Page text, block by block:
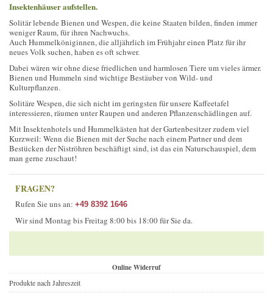
Insektenhäuser aufstellen.
Solitär lebende Bienen und Wespen, die keine Staaten bilden, finden immer
weniger Raum, für ihren Nachwuchs.
Auch Hummelköniginnen, die alljährlich im Frühjahr einen Platz für ihr
neues Volk suchen, haben es oft schwer.
Dabei wären wir ohne diese friedlichen und harmlosen Tiere um vieles ärmer.
Bienen und Hummeln sind wichtige Bestäuber von Wild- und
Kulturpflanzen.
Solitäre Wespen, die sich nicht im geringsten für unsere Kaffeetafel
interessieren, räumen unter Raupen und anderen Pflanzenschädlingen auf.
Mit Insektenhotels und Hummelkästen hat der Gartenbesitzer zudem viel
Kurzweil: Wenn die Bienen mit der Suche nach einem Partner und dem
Bestücken der Niströhren beschäftigt sind, ist das ein Naturschauspiel, dem
man gerne zuschaut!
FRAGEN?
Rufen Sie uns an: +49 8392 1646
Wir sind Montag bis Freitag 8:00 bis 18:00 für Sie da.
Online Widerruf
Produkte nach Jahreszeit